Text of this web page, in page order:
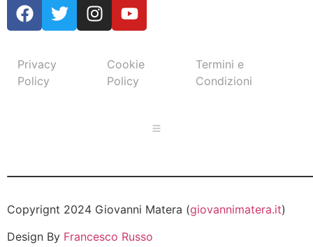
Privacy
Policy
Cookie
Policy
Termini e
Condizioni
Copyrignt 2024 Giovanni Matera (giovannimatera.it)
Design By Francesco Russo